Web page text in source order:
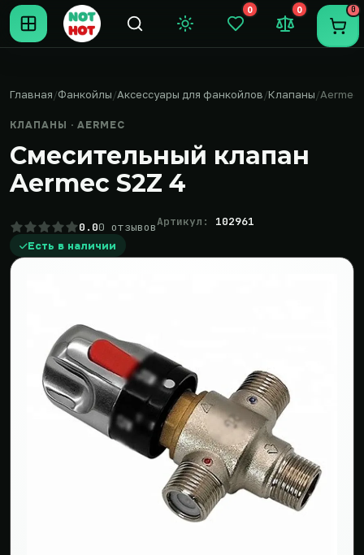
Темная тема
0
Закладки (0)
0
Сравнение
0
Главная Фанкойлы Аксессуары для фанкойлов Клапаны Aermec
КЛАПАНЫ · AERMEC
Смесительный клапан
Aermec S2Z 4
0.00 отзывовАртикул: 102961
Есть в наличии